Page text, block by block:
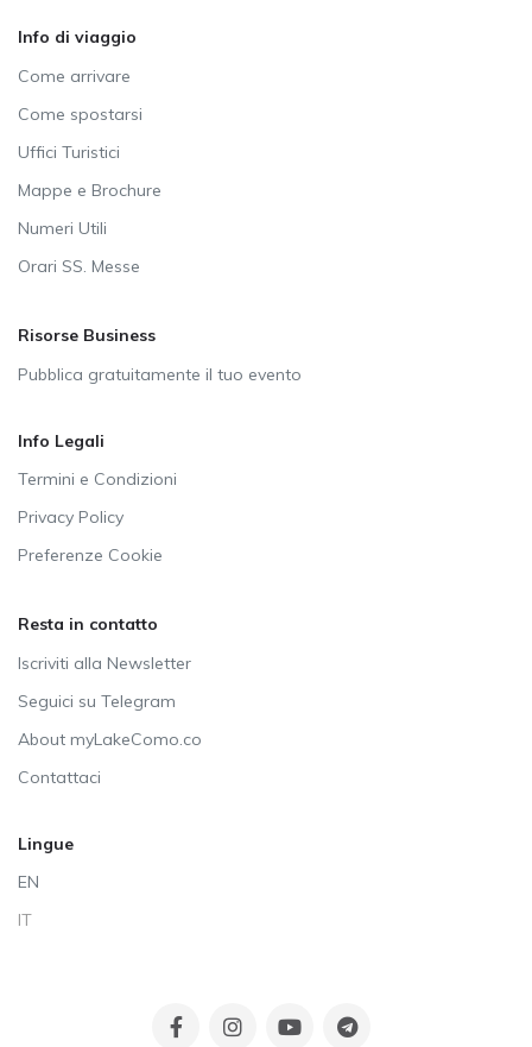
Info di viaggio
Come arrivare
Come spostarsi
Uffici Turistici
Mappe e Brochure
Numeri Utili
Orari SS. Messe
Risorse Business
Pubblica gratuitamente il tuo evento
Info Legali
Termini e Condizioni
Privacy Policy
Preferenze Cookie
Resta in contatto
Iscriviti alla Newsletter
Seguici su Telegram
About myLakeComo.co
Contattaci
Lingue
EN
IT